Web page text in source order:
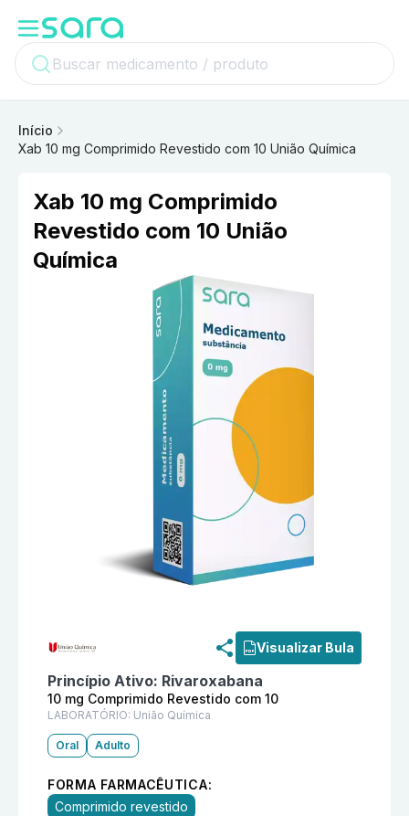
Início
Xab 10 mg Comprimido Revestido com 10 União Química
Xab 10 mg Comprimido
Revestido com 10 União
Química
Visualizar Bula
Princípio Ativo: Rivaroxabana
10 mg Comprimido Revestido com 10
LABORATÓRIO: União Química
Oral Adulto
FORMA FARMACÊUTICA:
Comprimido revestido